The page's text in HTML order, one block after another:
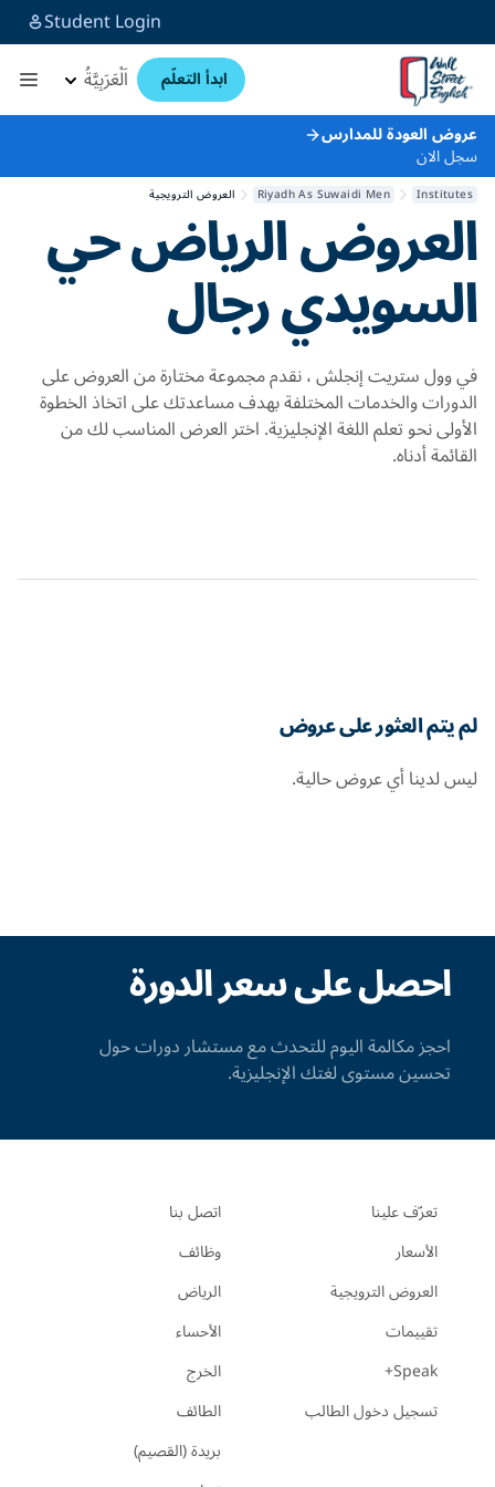
Student Login
ابدأ التعلّم اَلْعَرَبِيَّةُ
عروض العودة للمدارس
سجل الان
Institutes
Riyadh As Suwaidi Men العروض الترويجية العروضالرياض حي
السويدي رجال
في وول ستريت إنجلش ، نقدم مجموعة مختارة من العروض على
الدورات والخدمات المختلفة بهدف مساعدتك على اتخاذ الخطوة
الأولى نحو تعلم اللغة الإنجليزية. اختر العرض المناسب لك من
القائمة أدناه.
لم يتم العثور على عروض
ليس لدينا أي عروض حالية.
احصل على سعر الدورة
احجز مكالمة اليوم للتحدث مع مستشار دورات حول
تحسين مستوى لغتك الإنجليزية.
تعرّف علينا
الأسعار
العروض الترويجية
تقييمات
Speak+
تسجيل دخول الطالب
اتصل بنا
وظائف
الرياض
الأحساء
الخرج
الطائف
بريدة (القصيم)